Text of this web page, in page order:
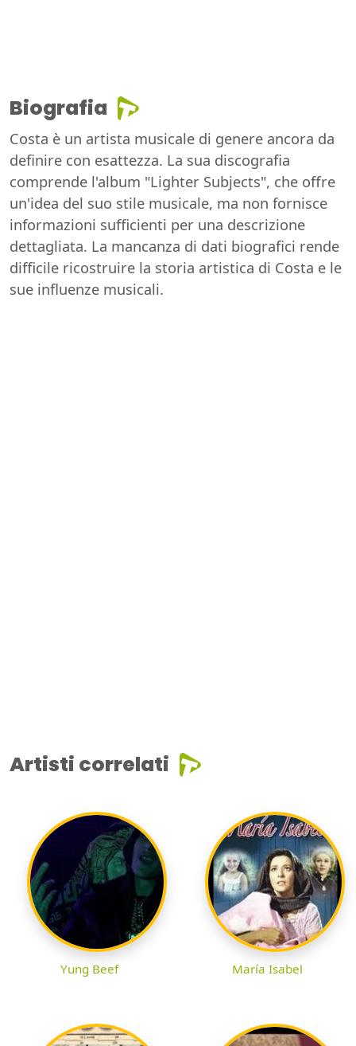
Biografia
Costa è un artista musicale di genere ancora da
definire con esattezza. La sua discografia
comprende l'album "Lighter Subjects", che offre
un'idea del suo stile musicale, ma non fornisce
informazioni sufficienti per una descrizione
dettagliata. La mancanza di dati biografici rende
difficile ricostruire la storia artistica di Costa e le
sue influenze musicali.
Artisti correlati
Yung Beef María Isabel